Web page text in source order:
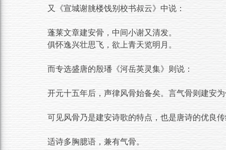
又《宣城谢朓楼饯别校书叔云》中说：
蓬莱文章建安骨，中间小谢又清发。
俱怀逸兴壮思飞，欲上青天览明月。
而专选盛唐的殷璠《河岳英灵集》则说：
开元十五年后，声律风骨始备矣。言气骨则建安
可见风骨乃是建安诗歌的特点，也是唐诗的优良
适诗多胸臆语，兼有气骨。